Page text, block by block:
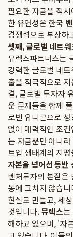
필요한 자금을 적
한 유연성은 한국
경쟁력으로 부상하
셋째, 글로벌 네트
뮤렉스파트너스는
강력한 글로벌 네
출을 적극적으로
결, 글로벌 투자자
운 문제들을 함께
로벌 유니콘으로
없이 매력적인 조
는 자금뿐만 아니
트업 생태계의 지
자본을 넘어선 동반
벤처투자의 본질은
동에 그치지 않습
현실로 만들고, 세
것입니다.뮤렉스는
해하고 있으며, '자